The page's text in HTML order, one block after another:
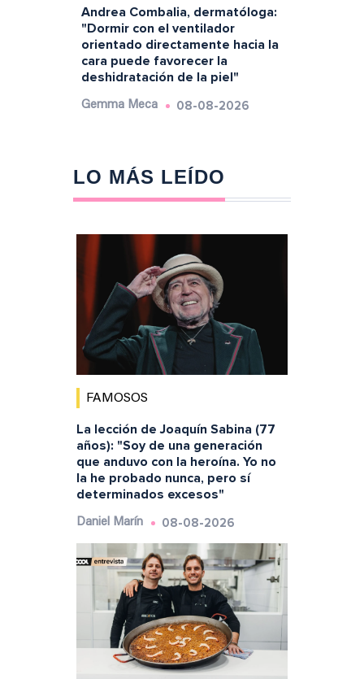
Andrea Combalia, dermatóloga:
"Dormir con el ventilador
orientado directamente hacia la
cara puede favorecer la
deshidratación de la piel"
Gemma Meca 08-08-2026
LO MÁS LEÍDO
FAMOSOS
La lección de Joaquín Sabina (77
años): "Soy de una generación
que anduvo con la heroína. Yo no
la he probado nunca, pero sí
determinados excesos"
Daniel Marín 08-08-2026